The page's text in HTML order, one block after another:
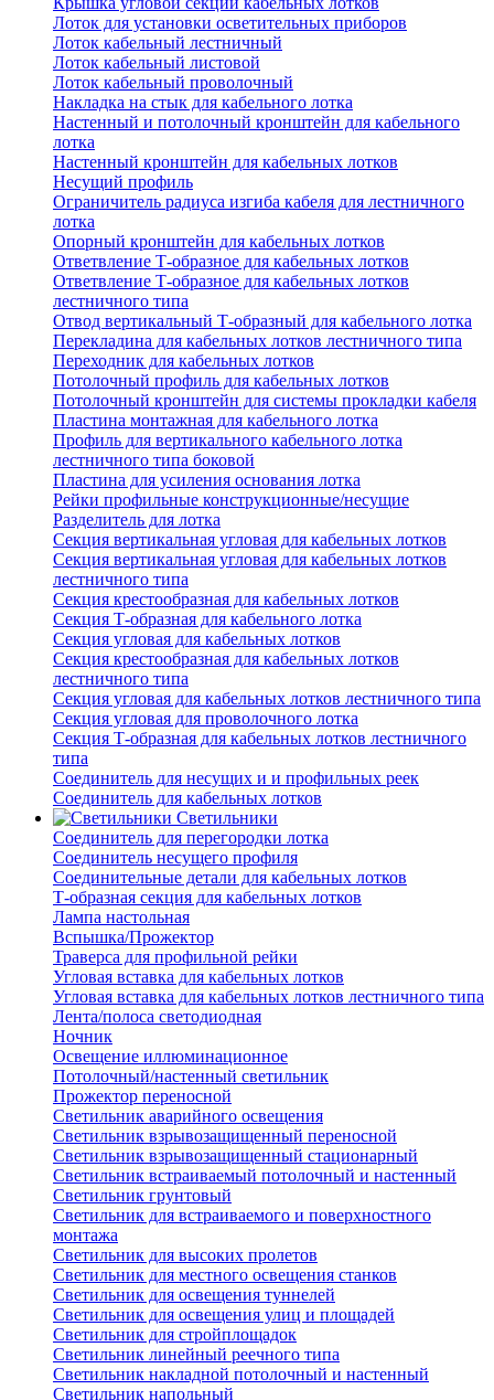
Лоток для установки осветительных приборов
Лоток кабельный лестничный
Лоток кабельный листовой
Лоток кабельный проволочный
Накладка на стык для кабельного лотка
Настенный и потолочный кронштейн для кабельного
лотка
Настенный кронштейн для кабельных лотков
Несущий профиль
Ограничитель радиуса изгиба кабеля для лестничного
лотка
Опорный кронштейн для кабельных лотков
Ответвление Т-образное для кабельных лотков
Ответвление Т-образное для кабельных лотков
лестничного типа
Отвод вертикальный Т-образный для кабельного лотка
Перекладина для кабельных лотков лестничного типа
Переходник для кабельных лотков
Потолочный профиль для кабельных лотков
Потолочный кронштейн для системы прокладки кабеля
Пластина монтажная для кабельного лотка
Профиль для вертикального кабельного лотка
лестничного типа боковой
Пластина для усиления основания лотка
Рейки профильные конструкционные/несущие
Разделитель для лотка
Секция вертикальная угловая для кабельных лотков
Секция вертикальная угловая для кабельных лотков
лестничного типа
Секция крестообразная для кабельных лотков
Секция Т-образная для кабельного лотка
Секция угловая для кабельных лотков
Секция крестообразная для кабельных лотков
лестничного типа
Секция угловая для кабельных лотков лестничного типа
Секция угловая для проволочного лотка
Секция Т-образная для кабельных лотков лестничного
типа
Соединитель для несущих и и профильных реек
Соединитель для кабельных лотков
Светильники
Соединитель для перегородки лотка
Соединитель несущего профиля
Соединительные детали для кабельных лотков
Т-образная секция для кабельных лотков
Лампа настольная
Вспышка/Прожектор
Траверса для профильной рейки
Угловая вставка для кабельных лотков
Угловая вставка для кабельных лотков лестничного типа
Лента/полоса светодиодная
Ночник
Освещение иллюминационное
Потолочный/настенный светильник
Прожектор переносной
Светильник аварийного освещения
Светильник взрывозащищенный переносной
Светильник взрывозащищенный стационарный
Светильник встраиваемый потолочный и настенный
Светильник грунтовый
Светильник для встраиваемого и поверхностного
монтажа
Светильник для высоких пролетов
Светильник для местного освещения станков
Светильник для освещения туннелей
Светильник для освещения улиц и площадей
Светильник для стройплощадок
Светильник линейный реечного типа
Светильник накладной потолочный и настенный
Светильник напольный